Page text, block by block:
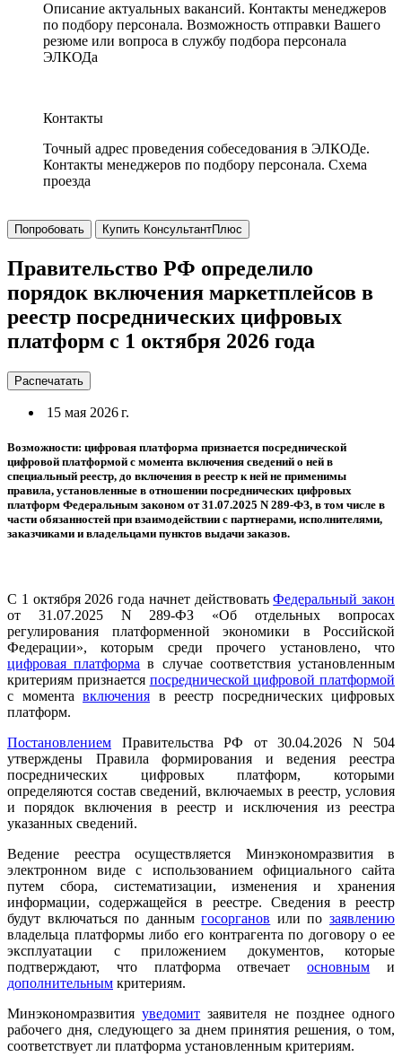
Описание актуальных вакансий. Контакты менеджеров
по подбору персонала. Возможность отправки Вашего
резюме или вопроса в службу подбора персонала
ЭЛКОДа
Контакты
Точный адрес проведения собеседования в ЭЛКОДе.
Контакты менеджеров по подбору персонала. Схема
проезда
Попробовать Купить КонсультантПлюс
Правительство РФ определило
порядок включения маркетплейсов в
реестр посреднических цифровых
платформ с 1 октября 2026 года
Распечатать
15 мая 2026 г.
Возможности: цифровая платформа признается посреднической
цифровой платформой с момента включения сведений о ней в
специальный реестр, до включения в реестр к ней не применимы
правила, установленные в отношении посреднических цифровых
платформ Федеральным законом от 31.07.2025 N 289-ФЗ, в том числе в
части обязанностей при взаимодействии с партнерами, исполнителями,
заказчиками и владельцами пунктов выдачи заказов.
С 1 октября 2026 года начнет действоватьФедеральный закон
от 31.07.2025 N 289-ФЗ «Об отдельных вопросах
регулирования платформенной экономики в Российской
Федерации», которым среди прочего установлено, что
цифровая платформа в случае соответствия установленным
критериям признается посреднической цифровой платформой
с момента включения в реестр посреднических цифровых
платформ.
Постановлением Правительства РФ от 30.04.2026 N 504
утверждены Правила формирования и ведения реестра
посреднических цифровых платформ, которыми
определяются состав сведений, включаемых в реестр, условия
и порядок включения в реестр и исключения из реестра
указанных сведений.
Ведение реестра осуществляется Минэкономразвития в
электронном виде с использованием официального сайта
путем сбора, систематизации, изменения и хранения
информации, содержащейся в реестре. Сведения в реестр
будут включаться по даннымгосорганов или позаявлению
владельца платформы либо его контрагента по договору о ее
эксплуатации с приложением документов, которые
подтверждают, что платформа отвечаетосновным и
дополнительным критериям.
Минэкономразвитияуведомит заявителя не позднее одного
рабочего дня, следующего за днем принятия решения, о том,
соответствует ли платформа установленным критериям.